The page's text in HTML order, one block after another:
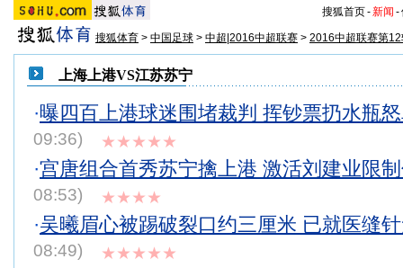
搜狐首页-新闻 -
搜狐体育 > 中国足球 > 中超|2016中超联赛 > 2016中超联赛第12
上海上港VS江苏苏宁
·曝四百上港球迷围堵裁判 挥钞票扔水瓶
09:36)
★★★★★
·宫唐组合首秀苏宁擒上港 激活刘建业限
08:53)
★★★★
·吴曦眉心被踢破裂口约三厘米 已就医缝
08:49)
★★★★★